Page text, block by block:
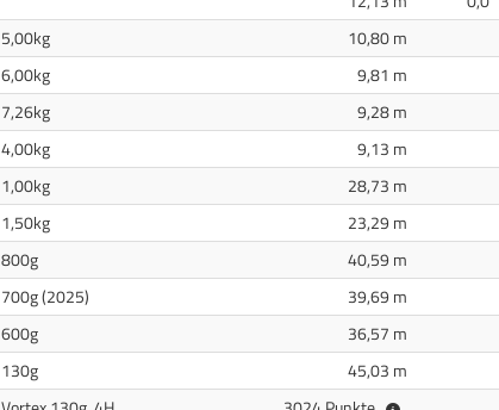
5,00kg 10,80 m
6,00kg 9,81 m
7,26kg 9,28 m
4,00kg 9,13 m
1,00kg 28,73 m
1,50kg 23,29 m
800g 40,59 m
700g (2025) 39,69 m
600g 36,57 m
130g 45,03 m